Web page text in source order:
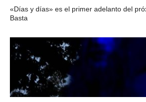
«Días y días» es el primer adelanto del
Basta